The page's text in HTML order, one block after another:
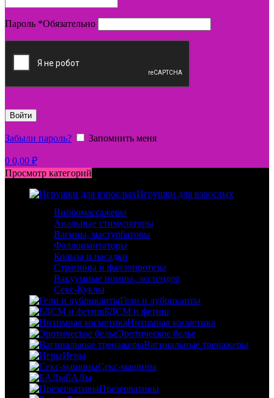
Пароль *Обязательно
Войти
Забыли пароль? Запомнить меня
0 0,00 ₽
Просмотр категорий
Игрушки для взрослых
Вибромассажеры
Анальные стимуляторы
Вагины, мастурбаторы
Фаллоимитаторы
Кольца и насадки
Страпоны и фаллопротезы
Вакуумные помпы, экстендер
Секс-Куклы
Гели и лубриканты
БДСМ и фетиш
Интимная косметика
Эротическое белье
Вагинальные тренажеры
Игры
Секс-машины
БАДы
Презервативы